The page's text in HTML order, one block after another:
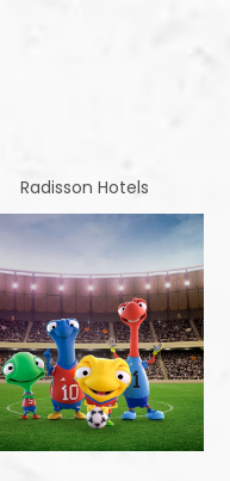
Radisson Hotels